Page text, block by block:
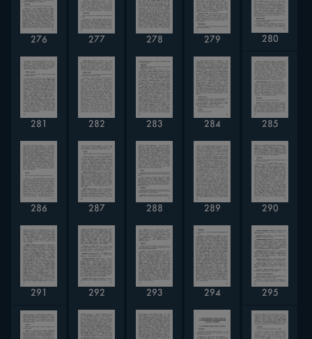
276 277 278 279 280
281 282 283 284 285
286 287 288 289 290
291 292 293 294 295